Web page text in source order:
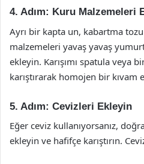
4. Adım: Kuru Malzemeleri
Ayrı bir kapta un, kabartma
malzemeleri yavaş yavaş
ekleyin. Karışımı spatula veya
karıştırarak homojen bir kıvam
5. Adım: Cevizleri Ekleyin
Eğer ceviz kullanıyorsanız,
ekleyin ve hafifçe karıştırın.